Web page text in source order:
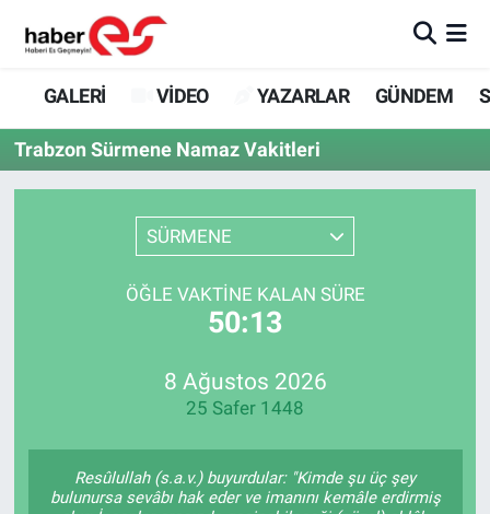
GALERİ VİDEO YAZARLAR GÜNDEM
Trabzon Sürmene Namaz Vakitleri
SÜRMENE
ÖĞLE VAKTINE KALAN SÜRE
50:13
8 Ağustos 2026
25 Safer 1448
Resûlullah (s.a.v.) buyurdular: "Kimde şu üç şey
bulunursa sevâbı hak eder ve imanını kemâle erdirmiş
GALERİ
VİDEO
YAZARLAR
GÜNDEM
SİYASET
SPOR
Eskişehir Nöbetçi Eczaneler
Eskişehir Hava Durumu
Eskişehir Trafik Yoğunluk Haritası
Süper Lig Puan Durumu ve Fikstür
Tüm Manşetler